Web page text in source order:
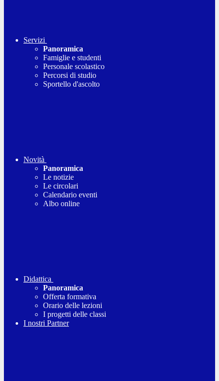
Servizi
Panoramica
Famiglie e studenti
Personale scolastico
Percorsi di studio
Sportello d'ascolto
Novità
Panoramica
Le notizie
Le circolari
Calendario eventi
Albo online
Didattica
Panoramica
Offerta formativa
Orario delle lezioni
I progetti delle classi
I nostri Partner